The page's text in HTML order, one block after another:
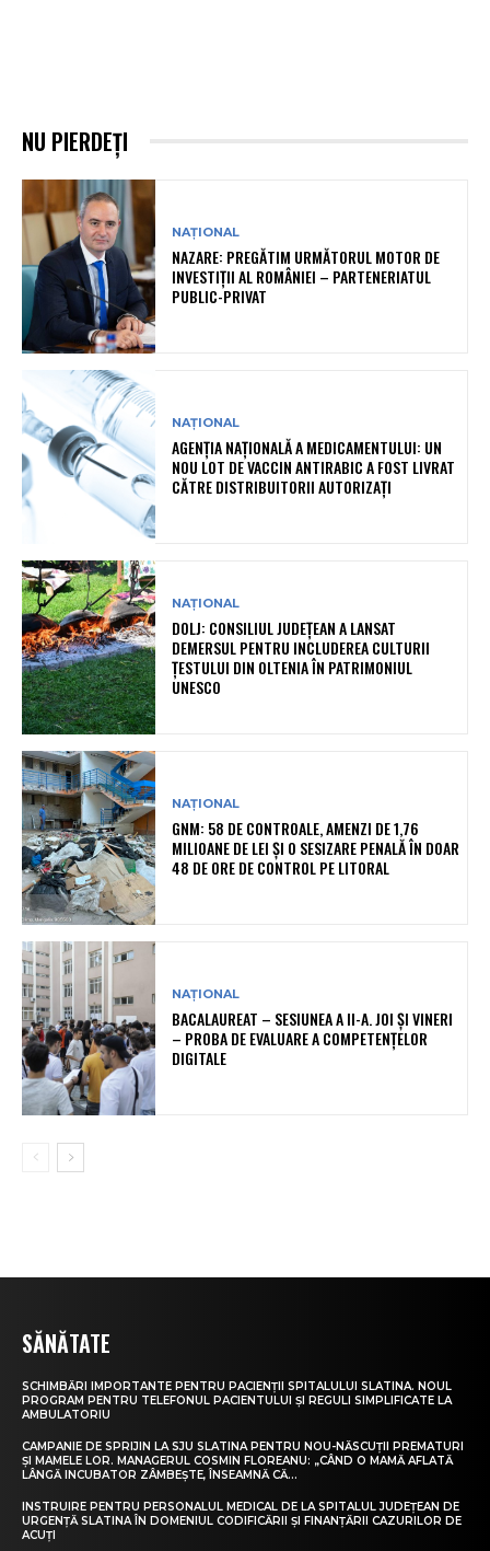
NU PIERDEȚI
NAȚIONAL
NAZARE: PREGĂTIM URMĂTORUL MOTOR DE
INVESTIȚII AL ROMÂNIEI – PARTENERIATUL
PUBLIC-PRIVAT
NAȚIONAL
AGENȚIA NAȚIONALĂ A MEDICAMENTULUI: UN
NOU LOT DE VACCIN ANTIRABIC A FOST LIVRAT
CĂTRE DISTRIBUITORII AUTORIZAȚI
NAȚIONAL
DOLJ: CONSILIUL JUDEȚEAN A LANSAT
DEMERSUL PENTRU INCLUDEREA CULTURII
ȚESTULUI DIN OLTENIA ÎN PATRIMONIUL
UNESCO
NAȚIONAL
GNM: 58 DE CONTROALE, AMENZI DE 1,76
MILIOANE DE LEI ȘI O SESIZARE PENALĂ ÎN DOAR
48 DE ORE DE CONTROL PE LITORAL
NAȚIONAL
BACALAUREAT – SESIUNEA A II-A. JOI ȘI VINERI
– PROBA DE EVALUARE A COMPETENȚELOR
DIGITALE
SĂNĂTATE
SCHIMBĂRI IMPORTANTE PENTRU PACIENȚII SPITALULUI SLATINA. NOUL
PROGRAM PENTRU TELEFONUL PACIENTULUI ȘI REGULI SIMPLIFICATE LA
AMBULATORIU
CAMPANIE DE SPRIJIN LA SJU SLATINA PENTRU NOU-NĂSCUȚII PREMATURI
ȘI MAMELE LOR. MANAGERUL COSMIN FLOREANU: „CÂND O MAMĂ AFLATĂ
LÂNGĂ INCUBATOR ZÂMBEȘTE, ÎNSEAMNĂ CĂ...
INSTRUIRE PENTRU PERSONALUL MEDICAL DE LA SPITALUL JUDEȚEAN DE
URGENȚĂ SLATINA ÎN DOMENIUL CODIFICĂRII ȘI FINANȚĂRII CAZURILOR DE
ACUȚI